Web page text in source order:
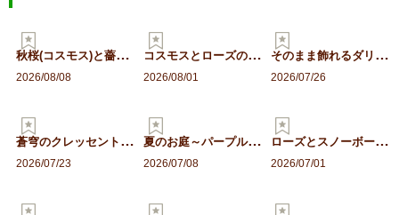
秋
桜(コスモス)と薔薇のア…
2026/08/08
コ
スモスとローズのアンティ…
2026/08/01
そ
のまま飾れるダリアとロー…
2026/07/26
2026/07/23
夏
のお庭～パープルグリーン…
2026/07/08
ロ
ーズとスノーボールのフレ…
2026/07/01